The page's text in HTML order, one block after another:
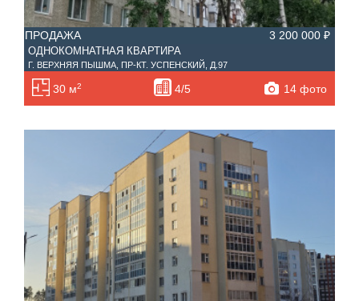
ПРОДАЖА 3 200 000 ₽
ОДНОКОМНАТНАЯ КВАРТИРА
Г. ВЕРХНЯЯ ПЫШМА, ПР-КТ. УСПЕНСКИЙ, Д.97
30 м2 4/5 14 фото